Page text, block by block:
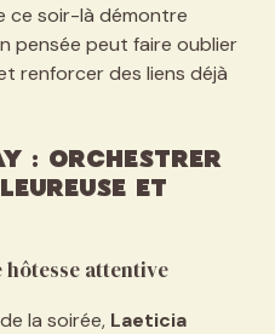
ce soir-là démontre
pensée peut faire oublier
renforcer des liens déjà
: orchestrer
et
hôtesse attentive
la soirée, Laeticia